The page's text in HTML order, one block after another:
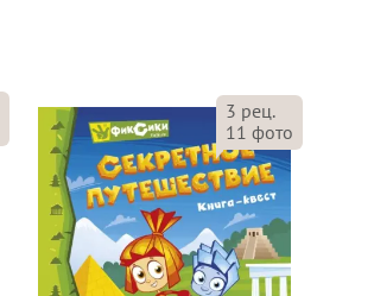
3 рец.
11 фото